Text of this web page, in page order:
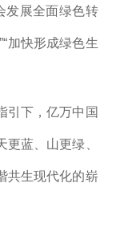
展全面绿色转
加快形成绿色生
下，亿万中国
蓝、山更绿、
共生现代化的崭